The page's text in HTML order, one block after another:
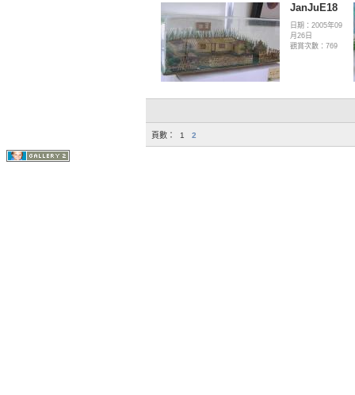
JanJuE18
日期：2005年09
月26日
觀賞次數：769
頁數： 1 2